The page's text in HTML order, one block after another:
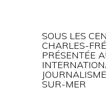
SOUS LES
CHARLES-
PRÉSENTÉE
SUR-MER